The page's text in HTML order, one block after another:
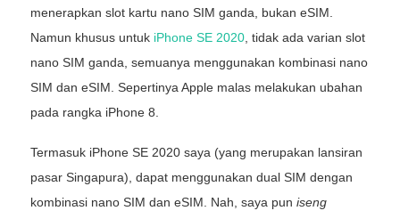
menerapkan slot kartu nano SIM ganda, bukan eSIM.
Namun khusus untuk iPhone SE 2020, tidak ada varian slot
nano SIM ganda, semuanya menggunakan kombinasi nano
SIM dan eSIM. Sepertinya Apple malas melakukan ubahan
pada rangka iPhone 8.
Termasuk iPhone SE 2020 saya (yang merupakan lansiran
pasar Singapura), dapat menggunakan dual SIM dengan
kombinasi nano SIM dan eSIM. Nah, saya pun iseng